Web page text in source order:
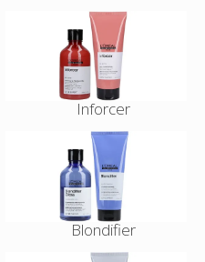
Inforcer
Blondifier